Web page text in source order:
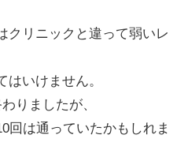
クリニックと違って弱いレ
いけません。
りましたが、
回は通っていたかもしれま